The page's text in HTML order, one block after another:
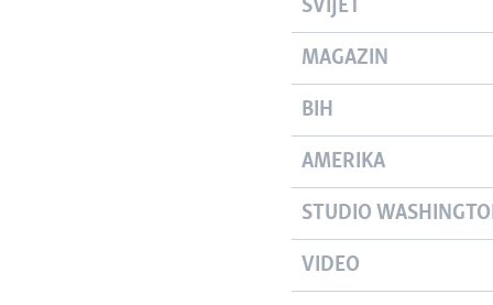
SVIJET
MAGAZIN
BIH
AMERIKA
STUDIO
VIDEO